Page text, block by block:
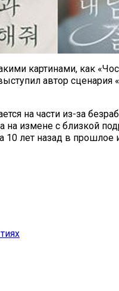
картинами, как
автор
на части из-за
измене с близкой
лет назад в прошлое